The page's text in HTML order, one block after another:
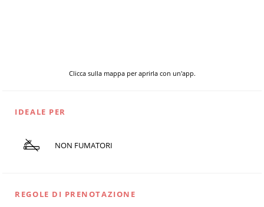
Clicca sulla mappa per aprirla con un'app.
IDEALE PER
NON FUMATORI
REGOLE DI PRENOTAZIONE